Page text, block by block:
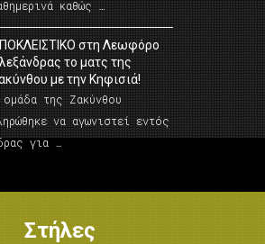
καθώς …
στη Λεωφόρο
το ματς της
με την Κηφισιά!
της Ζακύνθου
να αγωνιστεί εντός
για …
Στήλες